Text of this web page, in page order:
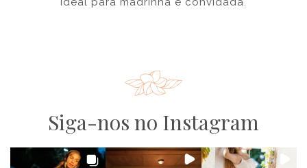
Siga-nos no Instagram